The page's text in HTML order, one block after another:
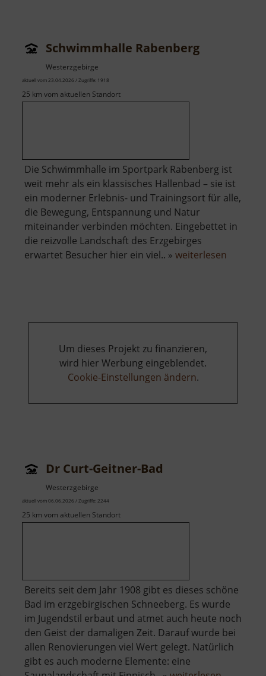
Schwimmhalle Rabenberg
Westerzgebirge
aktuell vom 23.04.2026 / Zugriffe: 1918
25 km vom aktuellen Standort
Die Schwimmhalle im Sportpark Rabenberg ist
weit mehr als ein klassisches Hallenbad – sie ist
ein moderner Erlebnis- und Trainingsort für alle,
die Bewegung, Entspannung und Natur
miteinander verbinden möchten. Eingebettet in
die reizvolle Landschaft des Erzgebirges
erwartet Besucher hier ein viel.. » weiterlesen
Um dieses Projekt zu finanzieren,
wird hier Werbung eingeblendet.
Cookie-Einstellungen ändern.
Dr Curt-Geitner-Bad
Westerzgebirge
aktuell vom 06.06.2026 / Zugriffe: 2244
25 km vom aktuellen Standort
Bereits seit dem Jahr 1908 gibt es dieses schöne
Bad im erzgebirgischen Schneeberg. Es wurde
im Jugendstil erbaut und atmet auch heute noch
den Geist der damaligen Zeit. Darauf wurde bei
allen Renovierungen viel Wert gelegt. Natürlich
gibt es auch moderne Elemente: eine